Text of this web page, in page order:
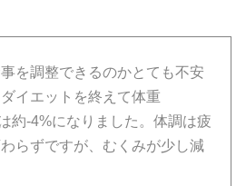
を調整できるのかとても不安
イエットを終えて体重
約-4%になりました。体調は疲
らずですが、むくみが少し減